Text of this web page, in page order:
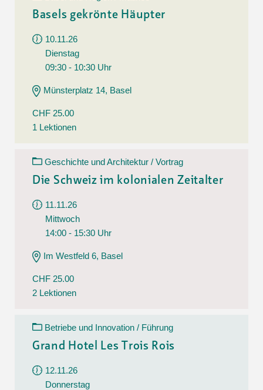
Basels gekrönte Häupter
10.11.26
Dienstag
09:30 - 10:30 Uhr
Münsterplatz 14, Basel
CHF 25.00
1 Lektionen
Geschichte und Architektur / Vortrag
Die Schweiz im kolonialen Zeitalter
11.11.26
Mittwoch
14:00 - 15:30 Uhr
Im Westfeld 6, Basel
CHF 25.00
2 Lektionen
Betriebe und Innovation / Führung
Grand Hotel Les Trois Rois
12.11.26
Donnerstag